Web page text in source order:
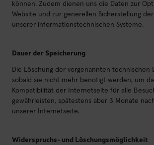
können. Zudem dienen uns die Daten zur
Website und zur generellen Sicherstellung
unserer informationstechnischen Systeme.
Dauer der Speicherung
Die Löschung der vorgenannten technischen
sobald sie nicht mehr benötigt werden, um
Kompatibilität der Internetseite für alle
gewährleisten, spätestens aber 3 Monate
unserer Internetseite.
Widerspruchs- und Löschungsmöglichkeit